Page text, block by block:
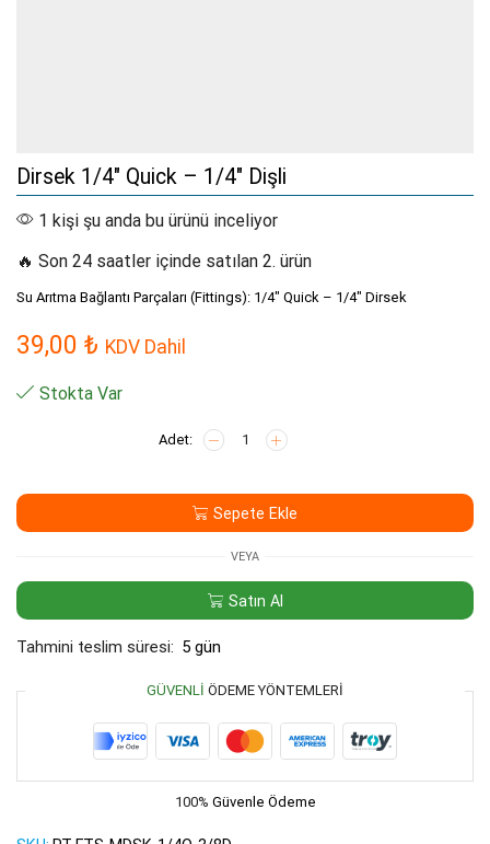
Dirsek 1/4″ Quick – 1/4″ Dişli
1 kişi şu anda bu ürünü inceliyor
🔥 Son 24 saatler içinde satılan 2. ürün
Su Arıtma Bağlantı Parçaları (Fittings): 1/4″ Quick – 1/4″ Dirsek
39,00 ₺ KDV Dahil
Stokta Var
Dirsek
1/4"
-
1/4"
Dişli
adet
Sepete Ekle
VEYA
Satın Al
Tahmini teslim süresi: 5 gün
GÜVENLI ÖDEME YÖNTEMLERI
100% Güvenle Ödeme